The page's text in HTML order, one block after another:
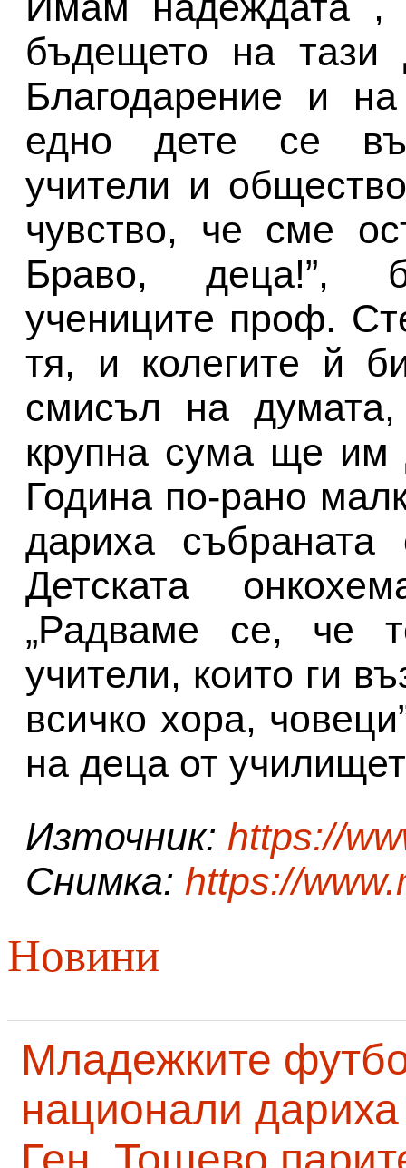
бъдещето на тази
Благодарение и
едно дете се
учители и
чувство, че сме
Браво, деца!”,
учениците проф.
тя, и колегите й
смисъл на думата,
крупна сума ще им
Година по-рано
дариха
Детската
„Радваме се, че
учители, които ги
всичко хора,
на деца от
Източник: https://
Снимка: https://
Новини
Младежките
национали